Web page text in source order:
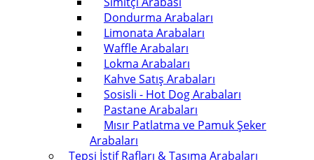
Dondurma Arabaları
Limonata Arabaları
Waffle Arabaları
Lokma Arabaları
Kahve Satış Arabaları
Sosisli - Hot Dog Arabaları
Pastane Arabaları
Mısır Patlatma ve Pamuk Şeker
Arabaları
Tepsi İstif Rafları & Taşıma Arabaları